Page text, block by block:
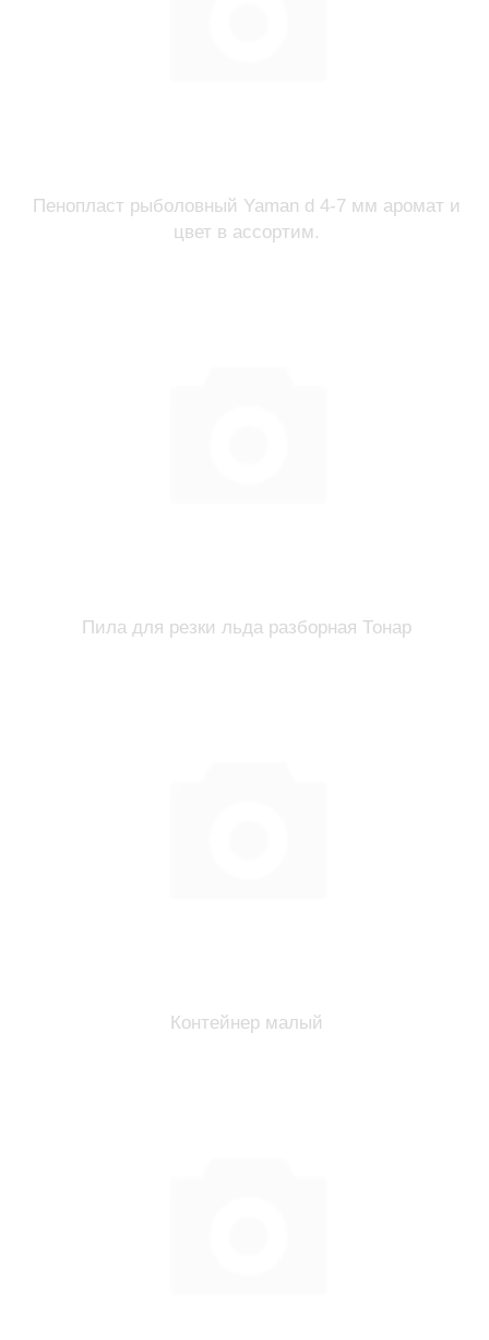
Пенопласт рыболовный Yaman d 4-7 мм аромат и
цвет в ассортим.
Пила для резки льда разборная Тонар
Контейнер малый